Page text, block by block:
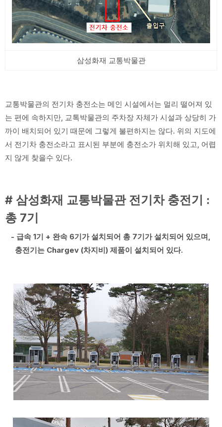
삼성화재 교통박물관
교통박물관의 전기차 충전소는 메인 시설에서는 멀리 떨어져 있
는 편에 속하지만, 교톡박물관의 주차장 자체가 시설과 상당히 가
까이 배치되어 있기 때문에 그렇게 불편하지는 않다. 위의 지도에
서 전기차 충전소라고 표시된 부분에 충전소가 위치해 있고, 어렵
지 않게 찾을수 있다.
# 삼성화재 교통박물관 전기차 충전기 :
총 7기
- 급속 1기 + 완속 6기가 설치되어 총 7기가 설치되어 있으며,
충전기는 Chargev (차지비) 제품이 설치되어 있다.